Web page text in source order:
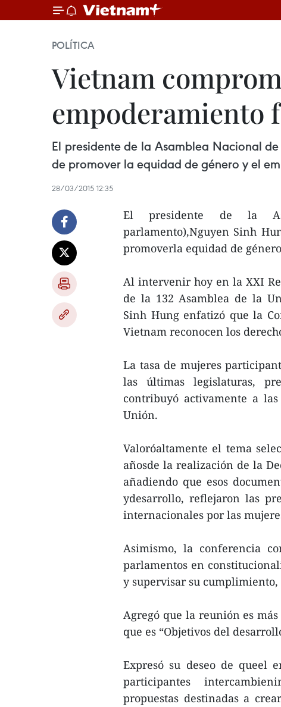
POLÍTICA
Vietnam
empoderamiento
El presidente de la Asamblea Nacional
de promover la equidad de género y el
28/03/2015 12:35
El presidente de la
parlamento),Nguyen Sinh
promoverla equidad de
Al intervenir hoy en la XXI
de la 132 Asamblea de la
Sinh Hung enfatizó que la
Vietnam reconocen los
La tasa de mujeres
las últimas legislaturas,
contribuyó activamente a
Unión.
Valoróaltamente el tema
añosde la realización de la
añadiendo que esos
ydesarrollo, reflejaron las
internacionales por las
Asimismo, la conferencia
parlamentos en
y supervisar su cumplimiento,
Agregó que la reunión es
que es “Objetivos del
Expresó su deseo de queel
participantes
propuestas destinadas a